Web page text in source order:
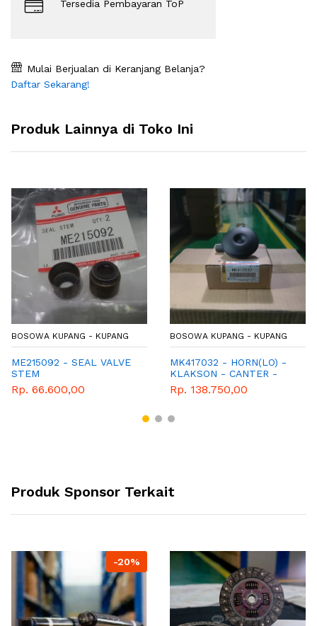
Tersedia Pembayaran ToP
Mulai Berjualan di Keranjang Belanja?
Daftar Sekarang!
Produk Lainnya di Toko Ini
BOSOWA KUPANG - KUPANG
ME215092 - SEAL VALVE
STEM
Rp. 66.600,00
BOSOWA KUPANG - KUPANG
MK417032 - HORN(LO) -
KLAKSON - CANTER -
TURBO
Rp. 138.750,00
Produk Sponsor Terkait
-20%